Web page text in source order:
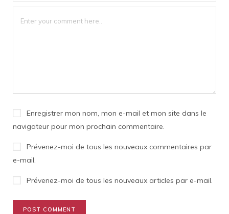
Enregistrer mon nom, mon e-mail et mon site dans le
navigateur pour mon prochain commentaire.
Prévenez-moi de tous les nouveaux commentaires par
e-mail.
Prévenez-moi de tous les nouveaux articles par e-mail.